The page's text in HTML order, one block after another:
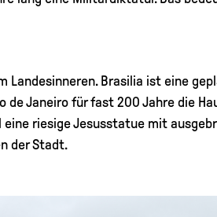
Landesinneren. Brasilia ist eine
de Janeiro für fast 200 Jahre die
eine riesige Jesusstatue mit
der Stadt.